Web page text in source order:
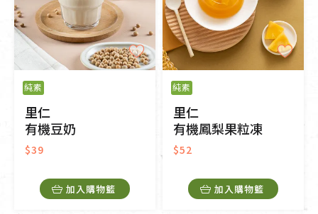
純素
里仁
有機豆奶
$39
加入購物籃
純素
里仁
有機鳳梨果粒凍
$52
加入購物籃